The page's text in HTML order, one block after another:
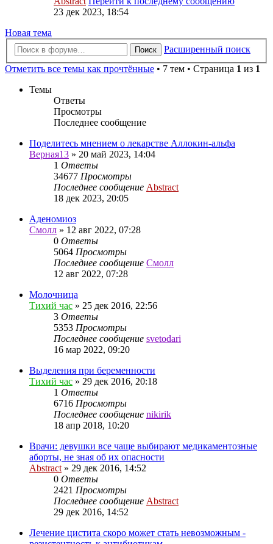
23 дек 2023, 18:54
Новая тема
Поиск
Расширенный поиск
Отметить все темы как прочтённые • 7 тем • Страница 1 из 1
Темы
Ответы
Просмотры
Последнее сообщение
Поделитесь мнением о лекарстве Аллокин-альфа
Верная13 » 20 май 2023, 14:04
1 Ответы
34677 Просмотры
Последнее сообщение Abstract
18 дек 2023, 20:05
Аденомиоз
Смолл » 12 авг 2022, 07:28
0 Ответы
5064 Просмотры
Последнее сообщение Смолл
12 авг 2022, 07:28
Молочница
Тихий час » 25 дек 2016, 22:56
3 Ответы
5353 Просмотры
Последнее сообщение svetodari
16 мар 2022, 09:20
Выделения при беременности
Тихий час » 29 дек 2016, 20:18
1 Ответы
6716 Просмотры
Последнее сообщение nikirik
18 апр 2018, 10:20
Врачи: девушки все чаще выбирают медикаментозные
аборты, не зная об их опасности
Abstract » 29 дек 2016, 14:52
0 Ответы
2421 Просмотры
Последнее сообщение Abstract
29 дек 2016, 14:52
Лечение цистита скоро может стать невозможным -